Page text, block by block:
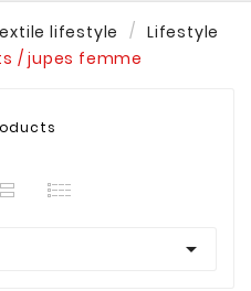
lifestyle
Lifestyle
/ jupes femme
